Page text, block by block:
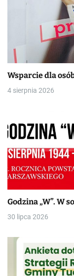
Wsparcie dla
4 sierpnia 2026
Godzina „W”. W
30 lipca 2026